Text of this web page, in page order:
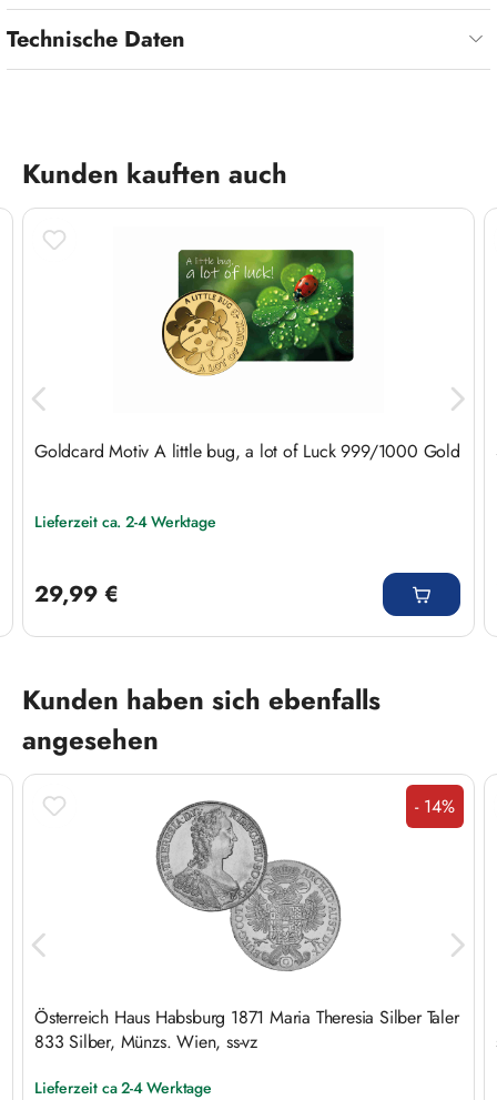
Technische Daten
Produktgalerie überspringen
Kunden kauften auch
Goldcard Motiv A little bug, a lot of Luck 999/1000 Gold
Lieferzeit ca. 2-4 Werktage
29,99 €
Produktgalerie überspringen
Kunden haben sich ebenfalls
angesehen
Rabatt
- 14%
Österreich Haus Habsburg 1871 Maria Theresia Silber Taler
833 Silber, Münzs. Wien, ss-vz
Lieferzeit ca 2-4 Werktage